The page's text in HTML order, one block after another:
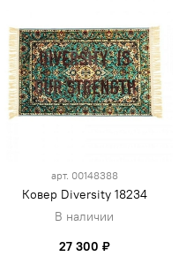
арт. 00148388
Ковер Diversity 18234
В наличии
27 300 ₽